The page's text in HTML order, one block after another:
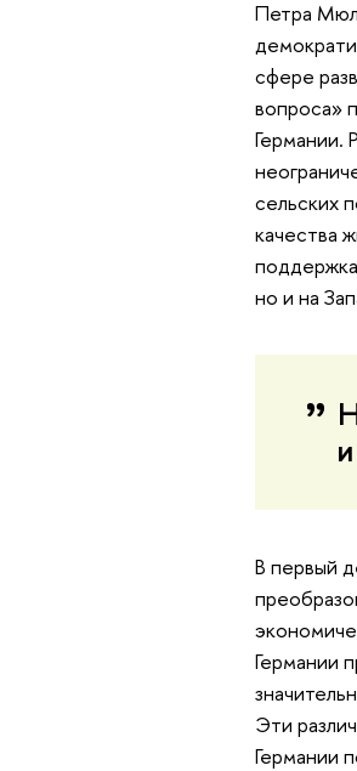
Петра
сфере
вопроса»
Германии.
сельских
качества
но и на
В первый
Германии
Эти
Германии